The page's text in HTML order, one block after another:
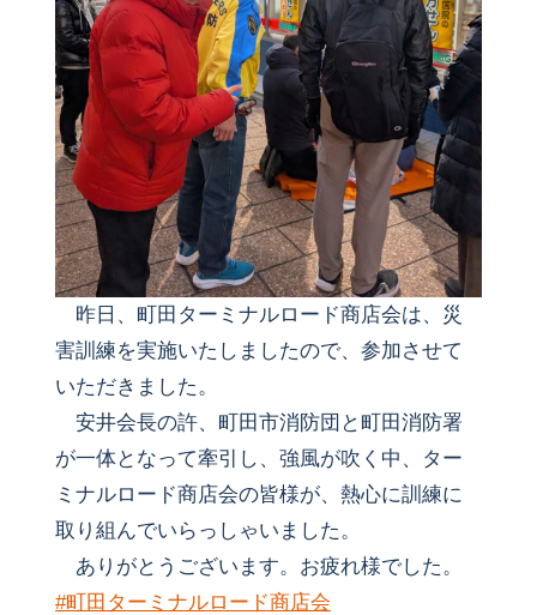
昨日、町田ターミナルロード商店会は、災
害訓練を実施いたしましたので、参加させて
いただきました。
安井会長の許、町田市消防団と町田消防署
が一体となって牽引し、強風が吹く中、ター
ミナルロード商店会の皆様が、熱心に訓練に
取り組んでいらっしゃいました。
ありがとうございます。お疲れ様でした。
#町田ターミナルロード商店会